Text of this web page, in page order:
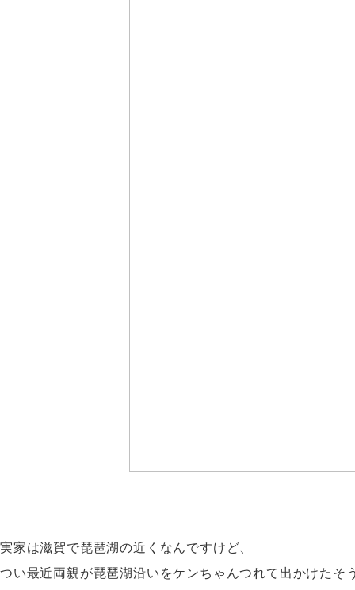
実家は滋賀で琵琶湖の近くなんですけど、
つい最近両親が琵琶湖沿いをケンちゃんつれて出かけたそ